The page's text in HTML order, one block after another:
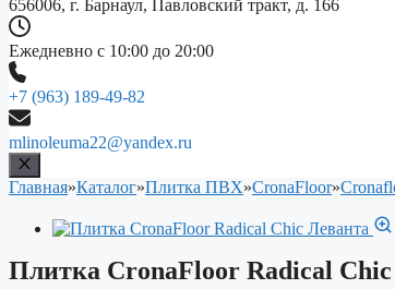
656006, г. Барнаул, Павловский тракт, д. 166
Ежедневно с 10:00 до 20:00
+7 (963) 189-49-82
mlinoleuma22@yandex.ru
Главная»Каталог»Плитка ПВХ»CronaFloor»
Плитка CronaFloor Radical